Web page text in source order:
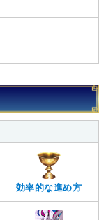
効率的な進め方